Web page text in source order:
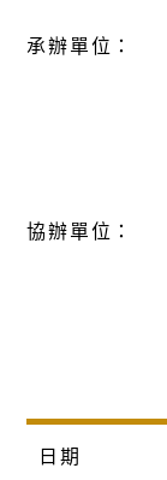
承辦單位：
協辦單位：
日期